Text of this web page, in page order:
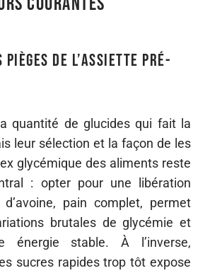
de l’assiette pré-
quantité de glucides qui fait la
leur sélection et la façon de les
glycémique des aliments reste
: opter pour une libération
pain complet, permet
brutales de glycémie et
énergie stable. À l’inverse,
sucres rapides trop tôt expose